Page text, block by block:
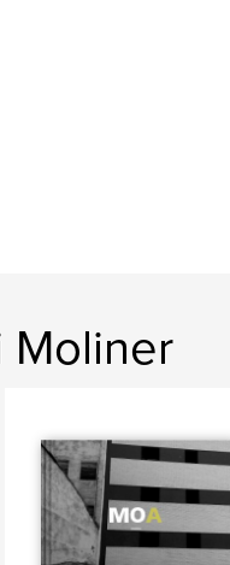
Moliner